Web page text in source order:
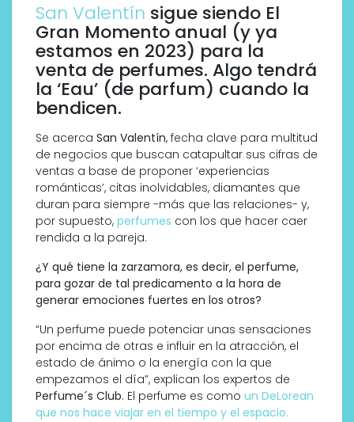
San Valentín sigue siendo El
Gran Momento anual (y ya
estamos en 2023) para la
venta de perfumes. Algo tendrá
la ‘Eau’ (de parfum) cuando la
bendicen.
Se acerca San Valentín, fecha clave para multitud
de negocios que buscan catapultar sus cifras de
ventas a base de proponer ‘experiencias
románticas’, citas inolvidables, diamantes que
duran para siempre -más que las relaciones- y,
por supuesto, perfumes con los que hacer caer
rendida a la pareja.
¿Y qué tiene la zarzamora, es decir, el perfume,
para gozar de tal predicamento a la hora de
generar emociones fuertes en los otros?
“Un perfume puede potenciar unas sensaciones
por encima de otras e influir en la atracción, el
estado de ánimo o la energía con la que
empezamos el día”, explican los expertos de
Perfume´s Club. El perfume es como un DeLorean
que nos hace viajar en el tiempo y el espacio.